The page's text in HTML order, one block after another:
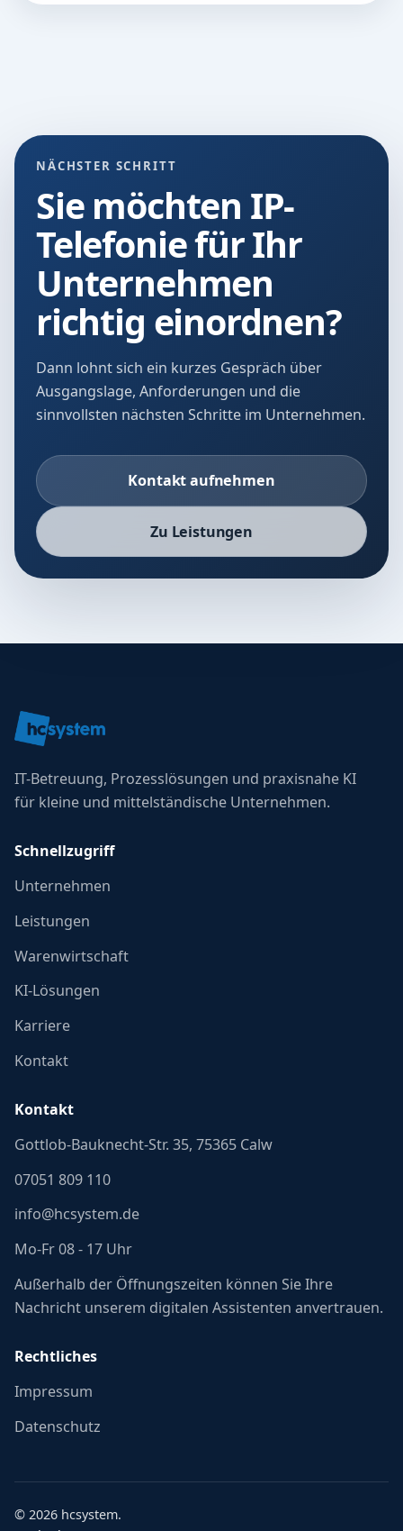
NÄCHSTER SCHRITT
Sie möchten IP-
Telefonie für Ihr
Unternehmen
richtig einordnen?
Dann lohnt sich ein kurzes Gespräch über
Ausgangslage, Anforderungen und die
sinnvollsten nächsten Schritte im Unternehmen.
Kontakt aufnehmen
Zu Leistungen
IT-Betreuung, Prozesslösungen und praxisnahe KI
für kleine und mittelständische Unternehmen.
Schnellzugriff
Unternehmen
Leistungen
Warenwirtschaft
KI-Lösungen
Karriere
Kontakt
Kontakt
Gottlob-Bauknecht-Str. 35, 75365 Calw
07051 809 110
info@hcsystem.de
Mo-Fr 08 - 17 Uhr
Außerhalb der Öffnungszeiten können Sie Ihre
Nachricht unserem digitalen Assistenten anvertrauen.
Rechtliches
Impressum
Datenschutz
© 2026 hcsystem.